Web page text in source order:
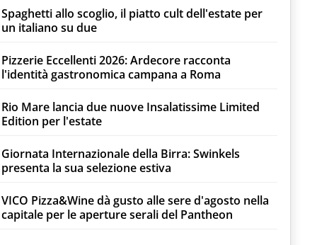
Spaghetti allo scoglio, il piatto cult dell'estate per
un italiano su due
Pizzerie Eccellenti 2026: Ardecore racconta
l'identità gastronomica campana a Roma
Rio Mare lancia due nuove Insalatissime Limited
Edition per l'estate
Giornata Internazionale della Birra: Swinkels
presenta la sua selezione estiva
VICO Pizza&Wine dà gusto alle sere d'agosto nella
capitale per le aperture serali del Pantheon